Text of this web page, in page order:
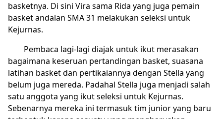
basketnya. Di sini Vira sama Rida yang juga pemain
basket andalan SMA 31 melakukan seleksi untuk
Kejurnas.
Pembaca lagi-lagi diajak untuk ikut merasakan
bagaimana keseruan pertandingan basket, suasana
latihan basket dan pertikaiannya dengan Stella yang
belum juga mereda. Padahal Stella juga menjadi salah
satu anggota yang ikut seleksi untuk Kejurnas.
Sebenarnya mereka ini termasuk tim junior yang baru